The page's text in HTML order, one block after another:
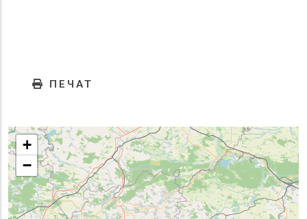
ПЕЧАТ
+
−